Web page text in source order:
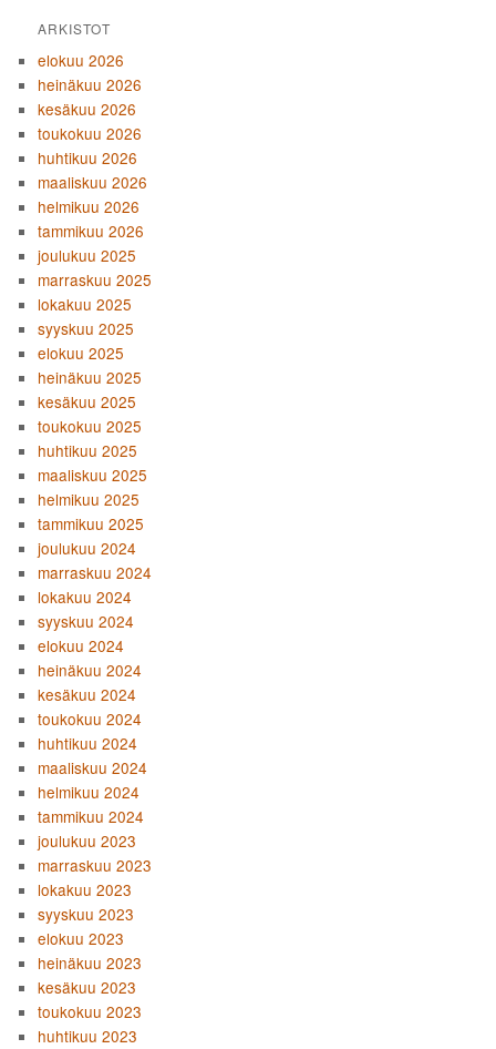
ARKISTOT
elokuu 2026
heinäkuu 2026
kesäkuu 2026
toukokuu 2026
huhtikuu 2026
maaliskuu 2026
helmikuu 2026
tammikuu 2026
joulukuu 2025
marraskuu 2025
lokakuu 2025
syyskuu 2025
elokuu 2025
heinäkuu 2025
kesäkuu 2025
toukokuu 2025
huhtikuu 2025
maaliskuu 2025
helmikuu 2025
tammikuu 2025
joulukuu 2024
marraskuu 2024
lokakuu 2024
syyskuu 2024
elokuu 2024
heinäkuu 2024
kesäkuu 2024
toukokuu 2024
huhtikuu 2024
maaliskuu 2024
helmikuu 2024
tammikuu 2024
joulukuu 2023
marraskuu 2023
lokakuu 2023
syyskuu 2023
elokuu 2023
heinäkuu 2023
kesäkuu 2023
toukokuu 2023
huhtikuu 2023